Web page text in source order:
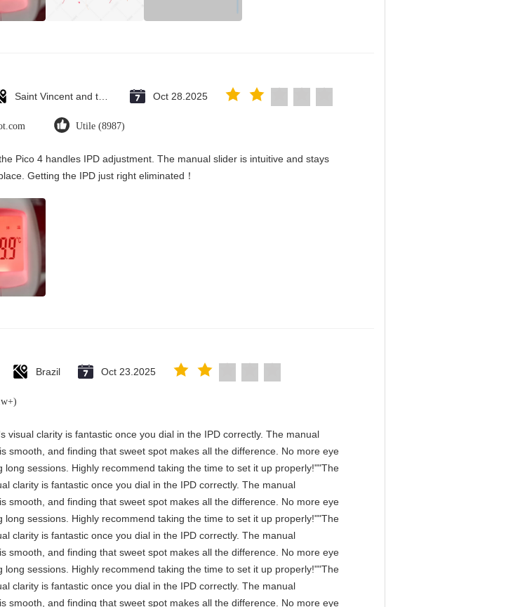
Oct 28.2025
Utile (8987)
Pico 4 handles IPD adjustment. The manual slider is intuitive and stays
Getting the IPD just right eliminated！
Brazil Oct 23.2025
visual clarity is fantastic once you dial in the IPD correctly. The manual
smooth, and finding that sweet spot makes all the difference. No more eye
long sessions. Highly recommend taking the time to set it up properly!""The
clarity is fantastic once you dial in the IPD correctly. The manual
smooth, and finding that sweet spot makes all the difference. No more eye
long sessions. Highly recommend taking the time to set it up properly!""The
clarity is fantastic once you dial in the IPD correctly. The manual
smooth, and finding that sweet spot makes all the difference. No more eye
long sessions. Highly recommend taking the time to set it up properly!""The
clarity is fantastic once you dial in the IPD correctly. The manual
smooth, and finding that sweet spot makes all the difference. No more eye